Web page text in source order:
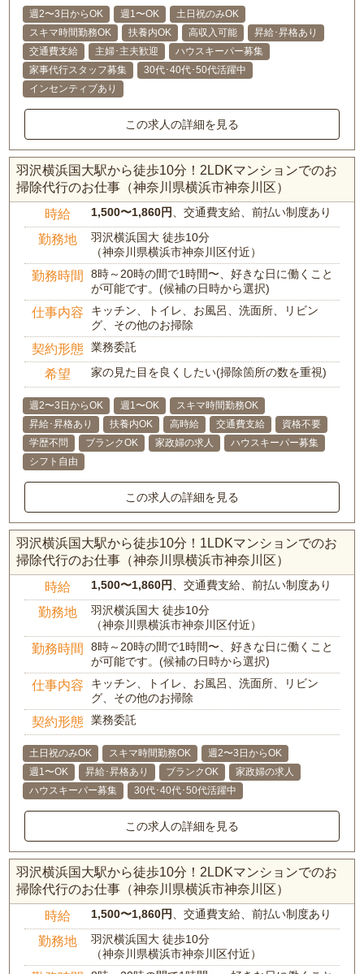
週2〜3日からOK 週1〜OK
土日祝のみOK
スキマ時間勤務OK
扶養内OK 高収入可能
昇給･昇格あり
交通費支給
主婦･主夫歓迎
ハウスキーパー募集
家事代行スタッフ募集
30代･40代･50代活躍中
インセンティブあり
この求人の詳細を見る
羽沢横浜国大駅から徒歩10分！2LDKマンションでのお
掃除代行のお仕事（神奈川県横浜市神奈川区）
時給 1,500〜1,860円 、交通費支給、前払い制度あり
勤務地
羽沢横浜国大 徒歩10分
（神奈川県横浜市神奈川区付近）
勤務時間
8時～20時の間で1時間〜、好きな日に働くこと
が可能です。(候補の日時から選択)
仕事内容
キッチン、トイレ、お風呂、洗面所、リビン
グ、その他のお掃除
契約形態 業務委託
希望 家の見た目を良くしたい(掃除箇所の数を重視)
週2〜3日からOK 週1〜OK
スキマ時間勤務OK
昇給･昇格あり
扶養内OK 高時給 交通費支給
資格不要
学歴不問
ブランクOK 家政婦の求人
ハウスキーパー募集
シフト自由
この求人の詳細を見る
羽沢横浜国大駅から徒歩10分！1LDKマンションでのお
掃除代行のお仕事（神奈川県横浜市神奈川区）
時給 1,500〜1,860円 、交通費支給、前払い制度あり
勤務地
羽沢横浜国大 徒歩10分
（神奈川県横浜市神奈川区付近）
勤務時間
8時～20時の間で1時間〜、好きな日に働くこと
が可能です。(候補の日時から選択)
仕事内容
キッチン、トイレ、お風呂、洗面所、リビン
グ、その他のお掃除
契約形態 業務委託
土日祝のみOK スキマ時間勤務OK
週2〜3日からOK
週1〜OK
昇給･昇格あり ブランクOK
家政婦の求人
ハウスキーパー募集
30代･40代･50代活躍中
この求人の詳細を見る
羽沢横浜国大駅から徒歩10分！2LDKマンションでのお
掃除代行のお仕事（神奈川県横浜市神奈川区）
時給 1,500〜1,860円 、交通費支給、前払い制度あり
勤務地
羽沢横浜国大 徒歩10分
（神奈川県横浜市神奈川区付近）